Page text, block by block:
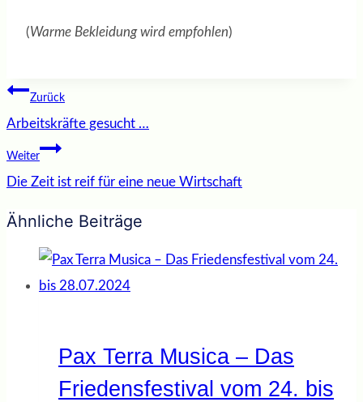
(Warme Bekleidung wird empfohlen)
Beitragsnavigation
Zurück
Arbeitskräfte gesucht …
Weiter
Die Zeit ist reif für eine neue Wirtschaft
Ähnliche Beiträge
Pax Terra Musica – Das
Friedensfestival vom 24. bis